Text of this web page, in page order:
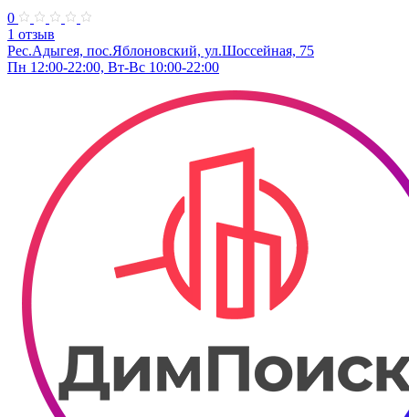
0
1 отзыв
Рес.Адыгея, пос.Яблоновский, ул.Шоссейная, 75
Пн 12:00-22:00, Вт-Вс 10:00-22:00